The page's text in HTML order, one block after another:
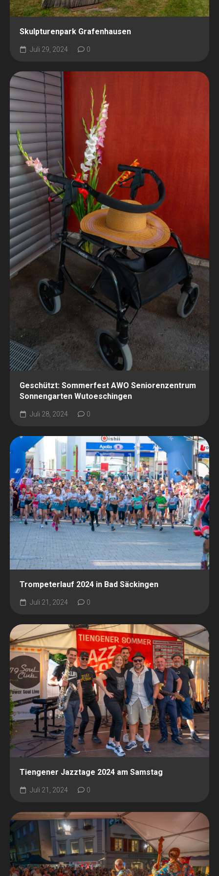
Skulpturenpark Grafenhausen
Juli 29, 2024 0
Geschützt: Sommerfest AWO Seniorenzentrum
Sonnengarten Wutoeschingen
Juli 28, 2024 0
Trompeterlauf 2024 in Bad Säckingen
Juli 21, 2024 0
Tiengener Jazztage 2024 am Samstag
Juli 21, 2024 0